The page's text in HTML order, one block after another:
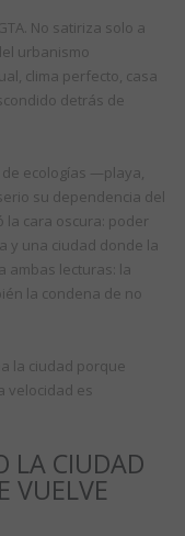
No satiriza solo a
urbanismo
clima perfecto, casa
detrás de
de ecologías —playa,
su dependencia del
la cara oscura: poder
y una ciudad donde la
ambas lecturas: la
la condena de no
la ciudad porque
velocidad es
LA CIUDAD
VUELVE